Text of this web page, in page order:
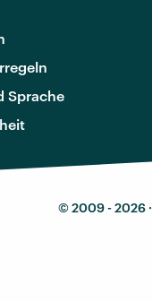
Sprache
© 2009 - 2026 ·